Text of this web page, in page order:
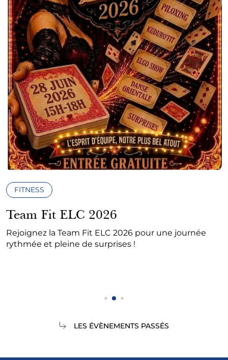
FITNESS
Team Fit ELC 2026
Rejoignez la Team Fit ELC 2026 pour une journée
rythmée et pleine de surprises !
LES ÉVÈNEMENTS PASSÉS